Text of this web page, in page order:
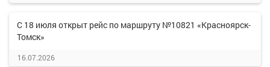
С 18 июля открыт рейс по маршруту №10821 «Красноярск-
Томск»
16.07.2026